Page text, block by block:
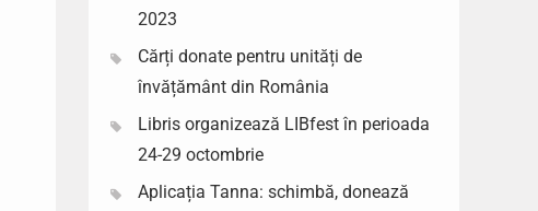
2023
Cărți donate pentru unități de
învățământ din România
Libris organizează LIBfest în perioada
24-29 octombrie
Aplicația Tanna: schimbă, donează